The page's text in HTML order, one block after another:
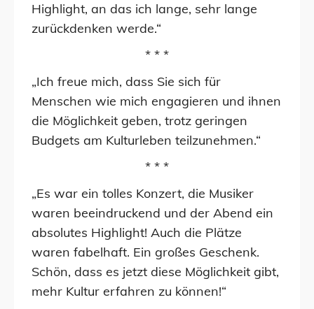
Highlight, an das ich lange, sehr lange
zurückdenken werde.“
* * *
„Ich freue mich, dass Sie sich für
Menschen wie mich engagieren und ihnen
die Möglichkeit geben, trotz geringen
Budgets am Kulturleben teilzunehmen.“
* * *
„Es war ein tolles Konzert, die Musiker
waren beeindruckend und der Abend ein
absolutes Highlight! Auch die Plätze
waren fabelhaft. Ein großes Geschenk.
Schön, dass es jetzt diese Möglichkeit gibt,
mehr Kultur erfahren zu können!“